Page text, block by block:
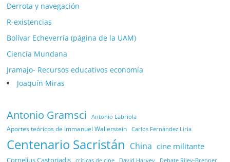
Derrota y navegación
R-existencias
Bolívar Echeverría (página de la UAM)
Ciencía Mundana
Jramajo- Recursos educativos economía
Joaquín Miras
Antonio Gramsci Antonio Labriola
Aportes teóricos de Immanuel Wallerstein Carlos Fernández Liria
Centenario Sacristán China cine militante
Cornelius Castoriadis críticas de cine David Harvey Debate Riley-Brenner